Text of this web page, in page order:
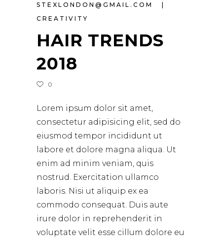
STEXLONDON@GMAIL.COM
CREATIVITY
HAIR TRENDS
2018
0
Lorem ipsum dolor sit amet,
consectetur adipisicing elit, sed do
eiusmod tempor incididunt ut
labore et dolore magna aliqua. Ut
enim ad minim veniam, quis
nostrud. Exercitation ullamco
laboris. Nisi ut aliquip ex ea
commodo consequat. Duis aute
irure dolor in reprehenderit in
voluptate velit esse cillum dolore eu